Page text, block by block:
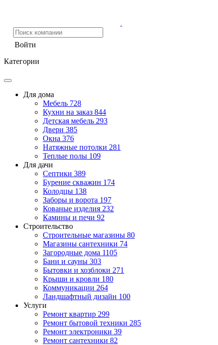
Войти
Категории
Для дома
Мебель 728
Кухни на заказ 844
Детская мебель 293
Двери 385
Окна 376
Натяжные потолки 281
Теплые полы 109
Для дачи
Септики 389
Бурение скважин 174
Колодцы 138
Заборы и ворота 197
Кованые изделия 232
Камины и печи 92
Строительство
Строительные магазины 80
Магазины сантехники 74
Загородные дома 1105
Бани и сауны 303
Бытовки и хозблоки 271
Крыши и кровли 180
Коммуникации 264
Ландшафтный дизайн 100
Услуги
Ремонт квартир 299
Ремонт бытовой техники 285
Ремонт электроники 39
Ремонт сантехники 82